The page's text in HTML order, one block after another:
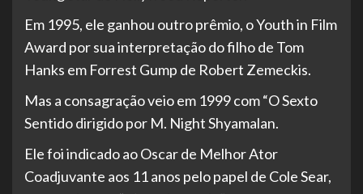
Em 1995, ele ganhou outro prêmio, o Youth in Film
Award por sua interpretação do filho de Tom
Hanks em Forrest Gump de Robert Zemeckis.
Mas a consagração veio em 1999 com “O Sexto
Sentido dirigido por M. Night Shyamalan.
Ele foi indicado ao Oscar de Melhor Ator
Coadjuvante aos 11 anos pelo papel de Cole Sear,